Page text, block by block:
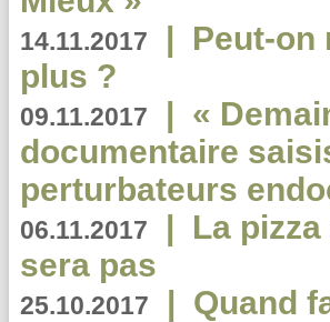
14.11.2017 | Peut-on
plus ?
09.11.2017 | «
documentaire
perturbateurs
06.11.2017 | La
sera pas
25.10.2017 | Quand